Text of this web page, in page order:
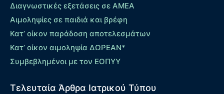
Διαγνωστικές εξετάσεις σε ΑΜΕΑ
Αιμοληψίες σε παιδιά και βρέφη
Κατ’ οίκον παράδοση αποτελεσμάτων
Κατ’ οίκον αιμοληψία ΔΩΡΕΑΝ*
Συμβεβλημένοι με τον ΕΟΠΥΥ
Τελευταία Άρθρα Ιατρικού Τύπου